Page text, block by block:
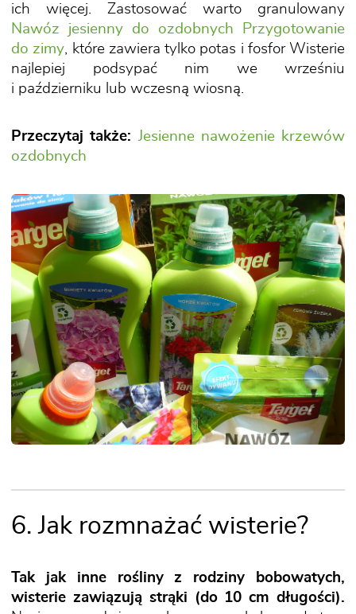
ich więcej. Zastosować warto granulowany
Nawóz jesienny do ozdobnych Przygotowanie
do zimy , które zawiera tylko potas i fosfor Wisterie
najlepiej podsypać nim we wrześniu
i październiku lub wczesną wiosną.
Przeczytaj także: Jesienne nawożenie krzewów
ozdobnych
6. Jak rozmnażać wisterie?
Tak jak inne rośliny z rodziny bobowatych,
wisterie zawiązują strąki (do 10 cm długości).